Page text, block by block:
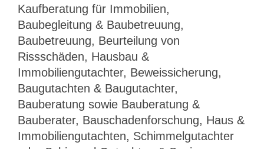
Kaufberatung für Immobilien,
Baubegleitung & Baubetreuung,
Baubetreuung, Beurteilung von
Rissschäden, Hausbau &
Immobiliengutachter, Beweissicherung,
Baugutachten & Baugutachter,
Bauberatung sowie Bauberatung &
Bauberater, Bauschadenforschung, Haus &
Immobiliengutachten, Schimmelgutachter